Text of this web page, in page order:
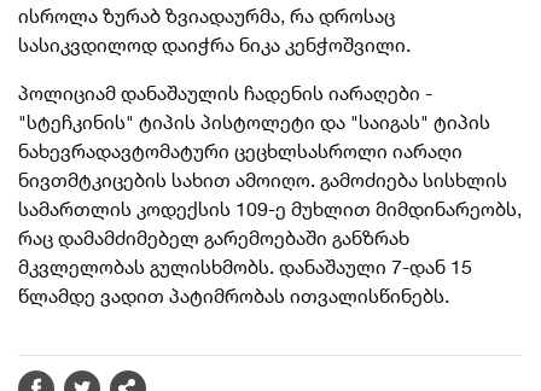
ისროლა ზურაბ ზვიადაურმა, რა დროსაც
სასიკვდილოდ დაიჭრა ნიკა კენჭოშვილი.
პოლიციამ დანაშაულის ჩადენის იარაღები -
"სტეჩკინის" ტიპის პისტოლეტი და "საიგას" ტიპის
ნახევრადავტომატური ცეცხლსასროლი იარაღი
ნივთმტკიცების სახით ამოიღო. გამოძიება სისხლის
სამართლის კოდექსის 109-ე მუხლით მიმდინარეობს,
რაც დამამძიმებელ გარემოებაში განზრახ
მკვლელობას გულისხმობს. დანაშაული 7-დან 15
წლამდე ვადით პატიმრობას ითვალისწინებს.